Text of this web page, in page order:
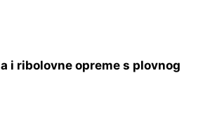
i ribolovne opreme s plovnog